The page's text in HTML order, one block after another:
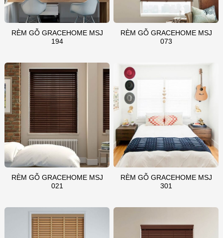
RÈM GỖ GRACEHOME MSJ
194
RÈM GỖ GRACEHOME MSJ
073
RÈM GỖ GRACEHOME MSJ
021
RÈM GỖ GRACEHOME MSJ
301